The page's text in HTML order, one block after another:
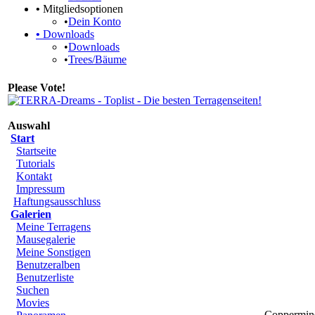
• Mitgliedsoptionen
•Dein Konto
• Downloads
•Downloads
•Trees/Bäume
Please Vote!
Auswahl
Start
Startseite
Tutorials
Kontakt
Impressum
Haftungsausschluss
Galerien
Meine Terragens
Mausegalerie
Meine Sonstigen
Benutzeralben
Benutzerliste
Suchen
Movies